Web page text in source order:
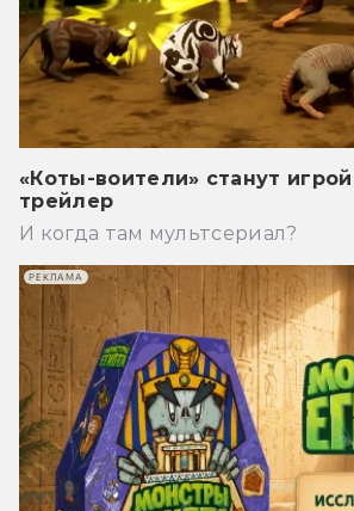
«Коты-воители» станут
трейлер
И когда там мультсериал?
РЕКЛАМА